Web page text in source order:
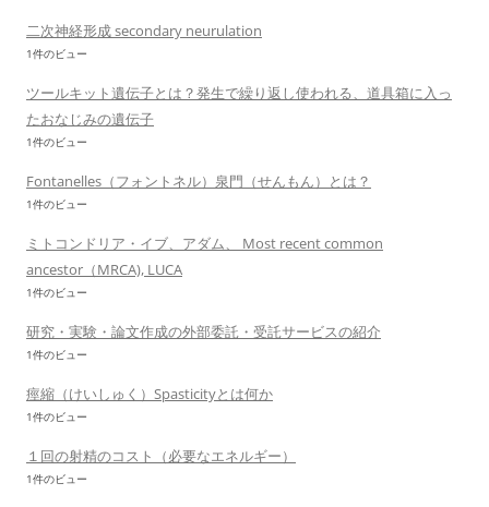
二次神経形成 secondary neurulation
1件のビュー
ツールキット遺伝子とは？発生で繰り返し使われる、道具箱に入っ
たおなじみの遺伝子
1件のビュー
Fontanelles（フォントネル）泉門（せんもん）とは？
1件のビュー
ミトコンドリア・イブ、アダム、 Most recent common
ancestor（MRCA), LUCA
1件のビュー
研究・実験・論文作成の外部委託・受託サービスの紹介
1件のビュー
痙縮（けいしゅく）Spasticityとは何か
1件のビュー
１回の射精のコスト（必要なエネルギー）
1件のビュー